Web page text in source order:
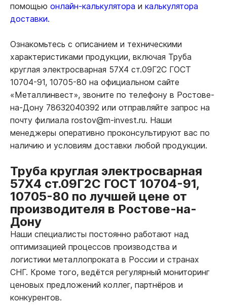
помощью онлайн-калькулятора и калькулятора
доставки.
Ознакомьтесь с описанием и техническими
характеристиками продукции, включая Труба
круглая электросварная 57Х4 ст.09Г2С ГОСТ
10704-91, 10705-80 на официальном сайте
«Металлинвест», звоните по телефону в Ростове-
на-Дону 78632040392 или отправляйте запрос на
почту филиала rostov@m-invest.ru. Наши
менеджеры оперативно проконсультируют вас по
наличию и условиям доставки любой продукции.
Труба круглая электросварная
57Х4 ст.09Г2С ГОСТ 10704-91,
10705-80 по лучшей цене от
производителя в Ростове-на-
Дону
Наши специалисты постоянно работают над
оптимизацией процессов производства и
логистики металлопроката в России и странах
СНГ. Кроме того, ведётся регулярный мониторинг
ценовых предложений коллег, партнёров и
конкурентов.